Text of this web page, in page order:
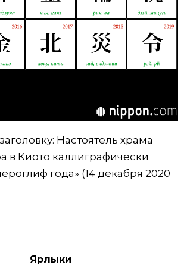
Настоятель храма
в Киото каллиграфически
года» (14 декабря 2020
Ярлыки